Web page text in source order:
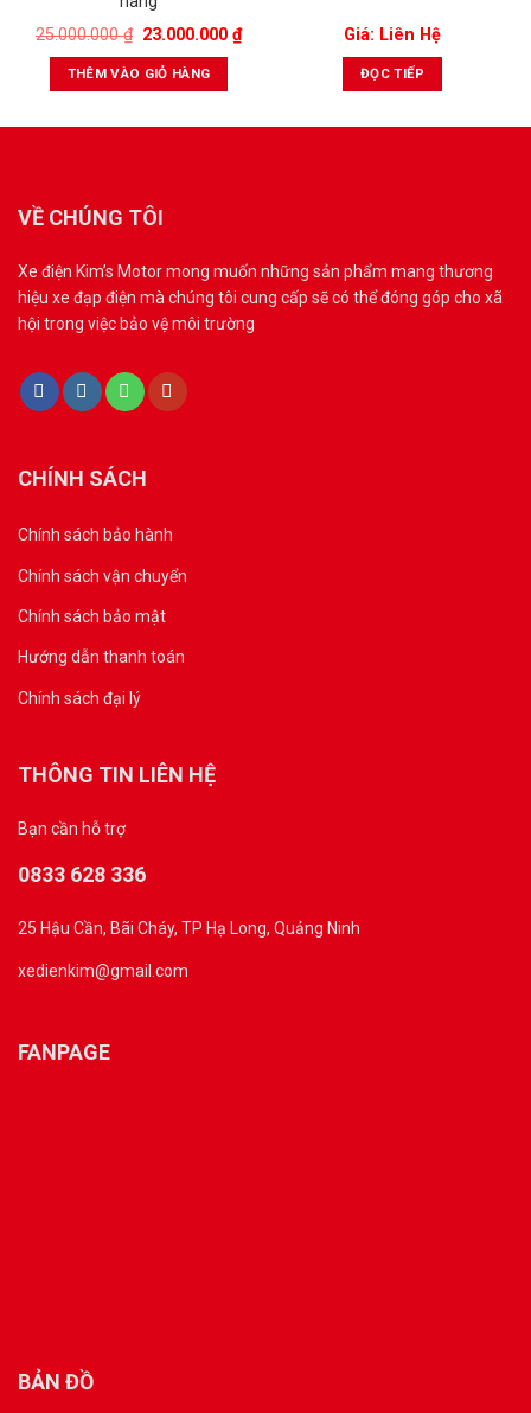
25.000.000₫ 23.000.000₫
THÊM VÀO GIỎ HÀNG
Giá: Liên Hệ
ĐỌC TIẾP
VỀ CHÚNG TÔI
Xe điện Kim’s Motor mong muốn những sản phẩm mang thương
hiệu xe đạp điện mà chúng tôi cung cấp sẽ có thể đóng góp cho xã
hội trong việc bảo vệ môi trường
CHÍNH SÁCH
Chính sách bảo hành
Chính sách vận chuyển
Chính sách bảo mật
Hướng dẫn thanh toán
Chính sách đại lý
THÔNG TIN LIÊN HỆ
Bạn cần hỗ trợ
0833 628 336
25 Hậu Cần, Bãi Cháy, TP Hạ Long, Quảng Ninh
xedienkim@gmail.com
FANPAGE
BẢN ĐỒ